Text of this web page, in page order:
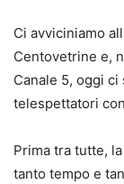
Ci avviciniamo
Centovetrine e,
Canale 5, oggi
telespettatori
Prima tra tutte,
tanto tempo e